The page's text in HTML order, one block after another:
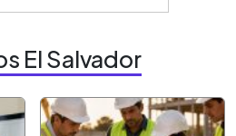
El Salvador